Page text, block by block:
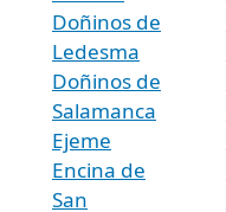
Doñinos de
Ledesma
Doñinos de
Salamanca
Ejeme
Encina de
San